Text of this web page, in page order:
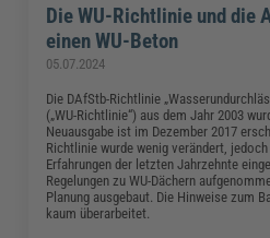
Die WU-Richtlinie und die
einen WU-Beton
05.07.2024
Die DAfStb-Richtlinie
(„WU-Richtlinie“) aus dem Jahr 2003
Neuausgabe ist im Dezember 2017
Richtlinie wurde wenig verändert,
Erfahrungen der letzten Jahrzehnte
Regelungen zu WU-Dächern
Planung ausgebaut. Die Hinweise zum
kaum überarbeitet.